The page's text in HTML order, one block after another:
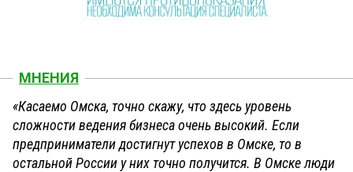
МНЕНИЯ
«Касаемо Омска, точно скажу, что здесь уровень
сложности ведения бизнеса очень высокий. Если
предприниматели достигнут успехов в Омске, то в
остальной России у них точно получится. В Омске люди